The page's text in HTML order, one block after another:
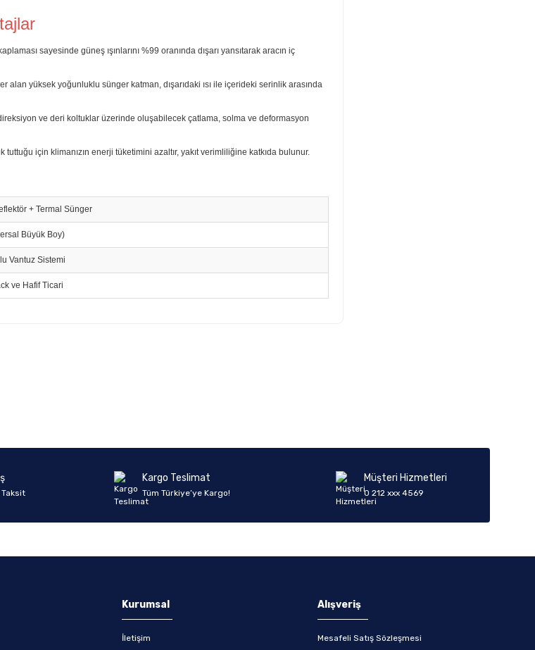
sayesinde güneş ışınlarını %99 oranında dışarı yansıtarak aracın iç
alan yüksek yoğunluklu sünger katman, dışarıdaki ısı ile içerideki serinlik arasında
ve deri koltuklar üzerinde oluşabilecek çatlama, solma ve deformasyon
tuttuğu için klimanızın enerji tüketimini azaltır, yakıt verimliliğine katkıda bulunur.
+ Termal Sünger
Büyük Boy)
Vantuz Sistemi
ve Hafif Ticari
Taksit
Kargo Teslimat
Tüm Türkiye’ye Kargo!
Müşteri Hizmetleri
0 212 xxx 4569
Kurumsal
İletişim
Alışveriş
Mesafeli Satış Sözleşmesi